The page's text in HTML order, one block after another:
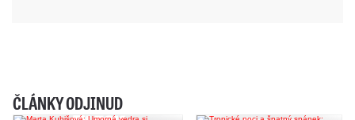
ČLÁNKY ODJINUD